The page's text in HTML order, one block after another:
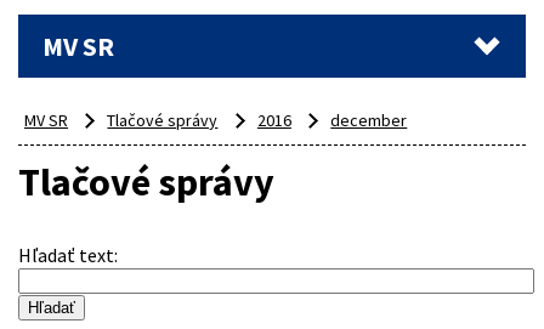
MV SR
MV SR Tlačové správy 2016 december
Tlačové správy
Hľadať text: